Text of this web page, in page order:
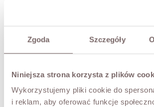
Zgoda Szczegóły
Niniejsza strona korzysta z plików
Wykorzystujemy pliki cookie do
i reklam, aby oferować funkcje
Enter your email to be notified when it is
NOTIFY ME